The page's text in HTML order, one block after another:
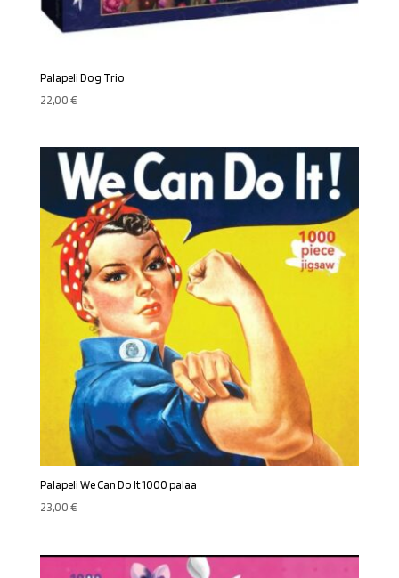
Palapeli Dog Trio
22,00€
Palapeli We Can Do It 1000 palaa
23,00€